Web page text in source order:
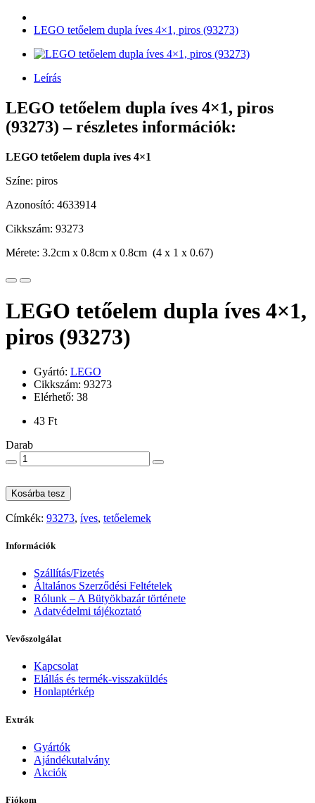
LEGO tetőelem dupla íves 4×1, piros (93273)
Leírás
LEGO tetőelem dupla íves 4×1, piros
(93273) – részletes információk:
LEGO tetőelem dupla íves 4×1
Színe: piros
Azonosító: 4633914
Cikkszám: 93273
Mérete: 3.2cm x 0.8cm x 0.8cm (4 x 1 x 0.67)
LEGO tetőelem dupla íves 4×1,
piros (93273)
Gyártó: LEGO
Cikkszám: 93273
Elérhető: 38
43 Ft
Darab
Kosárba tesz
Címkék: 93273, íves, tetőelemek
Információk
Szállítás/Fizetés
Általános Szerződési Feltételek
Rólunk – A Bütyökbazár története
Adatvédelmi tájékoztató
Vevőszolgálat
Kapcsolat
Elállás és termék-visszaküldés
Honlaptérkép
Extrák
Gyártók
Ajándékutalvány
Akciók
Fiókom